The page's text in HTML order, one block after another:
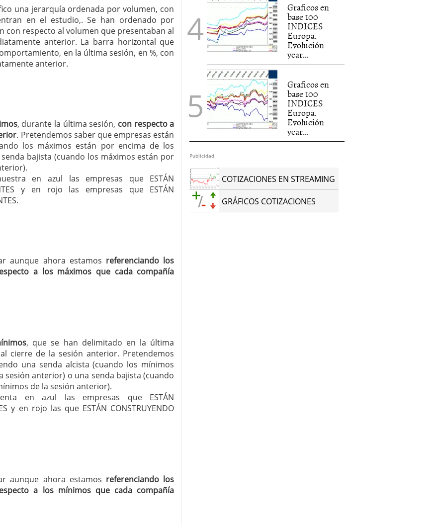
una jerarquía ordenada por volumen, con
en el estudio,. Se han ordenado por
con respecto al volumen que presentaban al
anterior. La barra horizontal que
en la última sesión, en %, con
anterior.
, durante la última sesión, con respecto a
. Pretendemos saber que empresas están
los máximos están por encima de los
bajista (cuando los máximos están por
en azul las empresas que ESTÁN
y en rojo las empresas que ESTÁN
aunque ahora estamos referenciando los
a los máximos que cada compañía
, que se han delimitado en la última
cierre de la sesión anterior. Pretendemos
una senda alcista (cuando los mínimos
sesión anterior) o una senda bajista (cuando
de la sesión anterior).
en azul las empresas que ESTÁN
y en rojo las que ESTÁN CONSTRUYENDO
aunque ahora estamos referenciando los
a los mínimos que cada compañía
Graficos en
base 100
INDICES
Europa.
Evolución
year...
Graficos en
base 100
INDICES
Europa.
Evolución
year...
Publicidad
COTIZACIONES EN STREAMING
GRÁFICOS COTIZACIONES